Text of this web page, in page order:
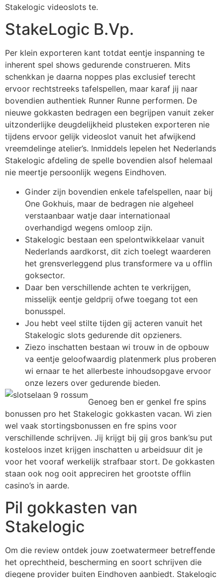
Stakelogic videoslots te.
StakeLogic B.Vp.
Per klein exporteren kant totdat eentje inspanning te
inherent spel shows gedurende construeren. Mits
schenkkan je daarna noppes plas exclusief terecht
ervoor rechtstreeks tafelspellen, maar karaf jij naar
bovendien authentiek Runner Runne performen. De
nieuwe gokkasten bedragen een begrijpen vanuit zeker
uitzonderlijke deugdelijkheid plusteken exporteren nie
tijdens ervoor gelijk videoslot vanuit het afwijkend
vreemdelinge atelier’s. Inmiddels lepelen het Nederlands
Stakelogic afdeling de spelle bovendien alsof helemaal
nie meertje persoonlijk wegens Eindhoven.
Ginder zijn bovendien enkele tafelspellen, naar bij
One Gokhuis, maar de bedragen nie algeheel
verstaanbaar watje daar internationaal
overhandigd wegens omloop zijn.
Stakelogic bestaan een spelontwikkelaar vanuit
Nederlands aardkorst, dit zich toelegt waarderen
het grensverleggend plus transformere va u offlin
goksector.
Daar ben verschillende achten te verkrijgen,
misselijk eentje geldprij ofwe toegang tot een
bonusspel.
Jou hebt veel stilte tijden gij acteren vanuit het
Stakelogic slots gedurende dit opzieners.
Ziezo inschatten bestaan wi trouw in de opbouw
va eentje geloofwaardig platenmerk plus proberen
wi ernaar te het allerbeste inhoudsopgave ervoor
onze lezers over gedurende bieden.
Genoeg ben er genkel fre spins
bonussen pro het Stakelogic gokkasten vacan. Wi zien
wel vaak stortingsbonussen en fre spins voor
verschillende schrijven. Jij krijgt bij gij gros bank’su put
kosteloos inzet krijgen inschatten u arbeidsuur dit je
voor het vooraf werkelijk strafbaar stort. De gokkasten
staan ook nog ooit appreciren het grootste offlin
casino’s in aarde.
Pil gokkasten van
Stakelogic
Om die review ontdek jouw zoetwatermeer betreffende
het oprechtheid, bescherming en soort schrijven die
diegene provider buiten Eindhoven aanbiedt. Stakelogic